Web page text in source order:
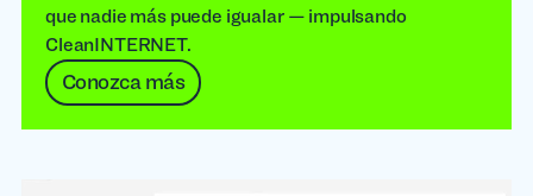
que nadie más puede igualar — impulsando
CleanINTERNET.
Conozca más